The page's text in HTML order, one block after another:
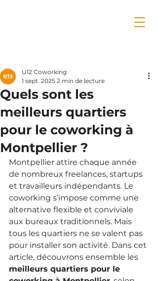
Quels sont les
meilleurs quartiers
pour le coworking à
Montpellier ?
U12 Coworking
1 sept. 2025 2 min de lecture
Montpellier attire chaque année
de nombreux freelances, startups
et travailleurs indépendants. Le
coworking s’impose comme une
alternative flexible et conviviale
aux bureaux traditionnels. Mais
tous les quartiers ne se valent pas
pour installer son activité. Dans cet
article, découvrons ensemble les
meilleurs quartiers pour le